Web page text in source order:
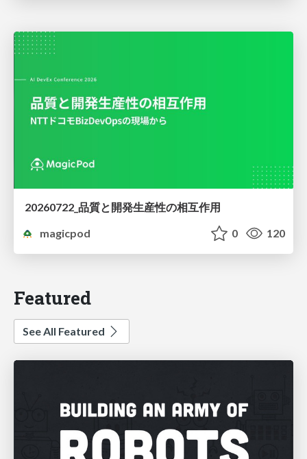
20260722_品質と開発生産性の相互作用
magicpod
0 120
Featured
See All Featured